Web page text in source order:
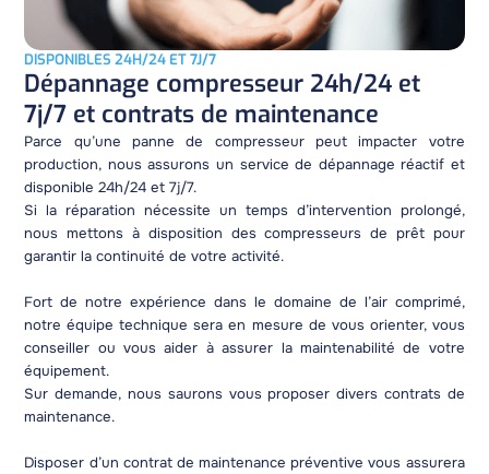
DISPONIBLES 24H/24 ET 7J/7
Dépannage compresseur 24h/24 et
7j/7 et contrats de maintenance
Parce qu’une panne de compresseur peut impacter votre
production, nous assurons un service de dépannage réactif et
disponible 24h/24 et 7j/7.
Si la réparation nécessite un temps d’intervention prolongé,
nous mettons à disposition des compresseurs de prêt pour
garantir la continuité de votre activité.
Fort de notre expérience dans le domaine de l’air comprimé,
notre équipe technique sera en mesure de vous orienter, vous
conseiller ou vous aider à assurer la maintenabilité de votre
équipement.
Sur demande, nous saurons vous proposer divers contrats de
maintenance.
Disposer d’un contrat de maintenance préventive vous assurera